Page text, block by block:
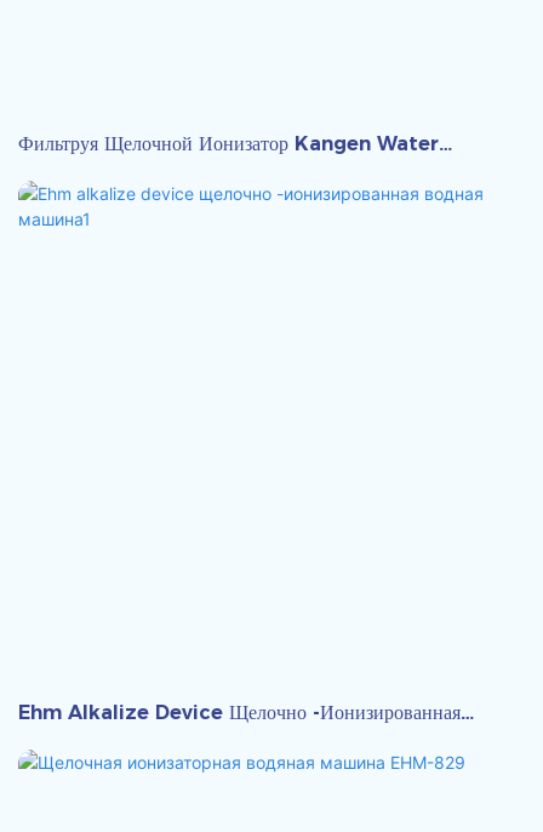
Фильтруя Щелочной Ионизатор Kangen Water
Ehm Alkalize Device Щелочно -ионизированная